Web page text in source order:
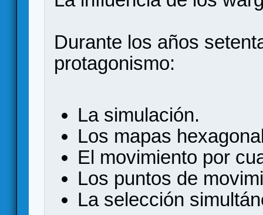
Durante los años
protagonismo:
La simulación.
Los mapas
El movimiento por
Los puntos de
La selección